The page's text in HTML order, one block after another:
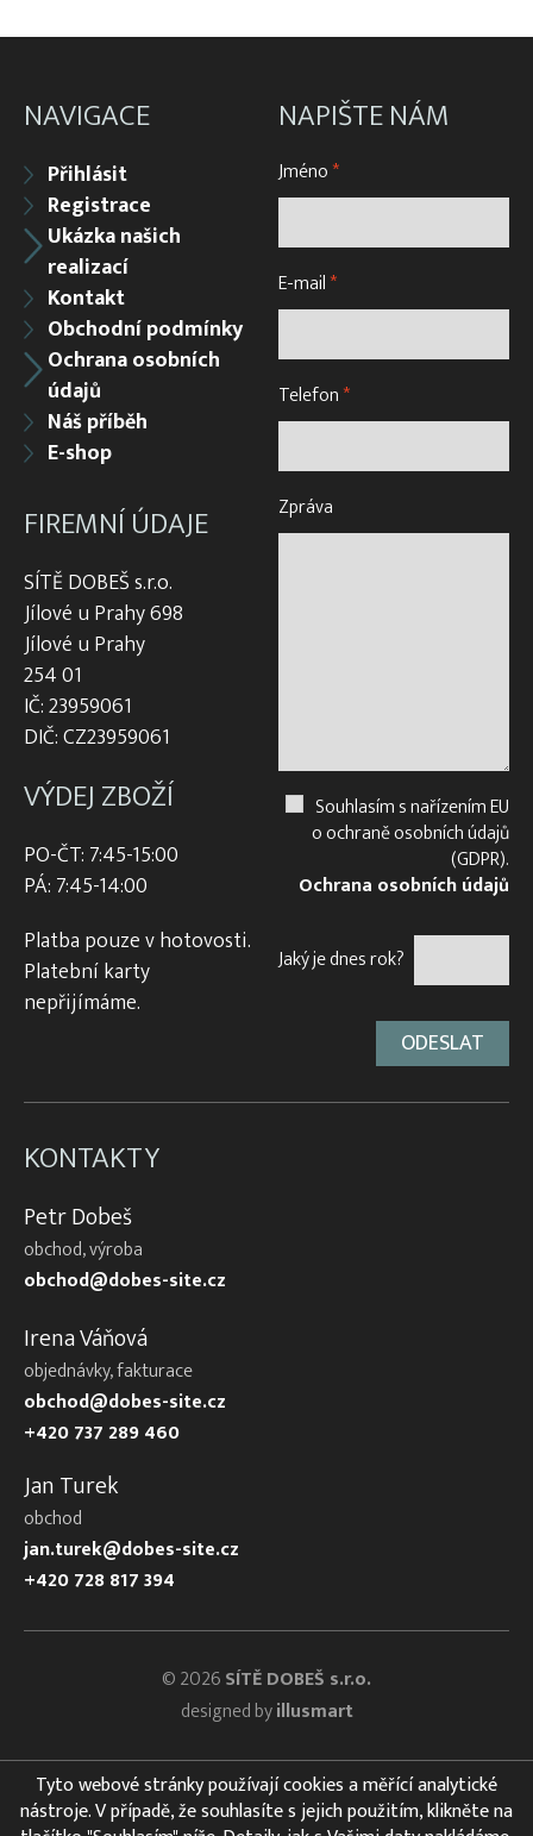
NAVIGACE
Přihlásit
Registrace
Ukázka našich
realizací
Kontakt
Obchodní podmínky
Ochrana osobních
údajů
Náš příběh
E-shop
FIREMNÍ ÚDAJE
SÍTĚ DOBEŠ s.r.o.
Jílové u Prahy 698
Jílové u Prahy
254 01
IČ: 23959061
DIČ: CZ23959061
VÝDEJ ZBOŽÍ
PO-ČT: 7:45-15:00
PÁ: 7:45-14:00
Platba pouze v hotovosti.
Platební karty
nepřijímáme.
NAPIŠTE NÁM
Jméno*
E-mail*
Telefon*
Zpráva
Souhlasím s nařízením EU
o ochraně osobních údajů
(GDPR).
Ochrana osobních údajů
Jaký je dnes rok?
KONTAKTY
Petr Dobeš
obchod, výroba
obchod@dobes-site.cz
Irena Váňová
objednávky, fakturace
obchod@dobes-site.cz
+420 737 289 460
Jan Turek
obchod
jan.turek@dobes-site.cz
+420 728 817 394
© 2026SÍTĚ DOBEŠ s.r.o.
designed byillusmart
Tyto webové stránky používají cookies a měřící analytické
nástroje. V případě, že souhlasíte s jejich použitím, klikněte na